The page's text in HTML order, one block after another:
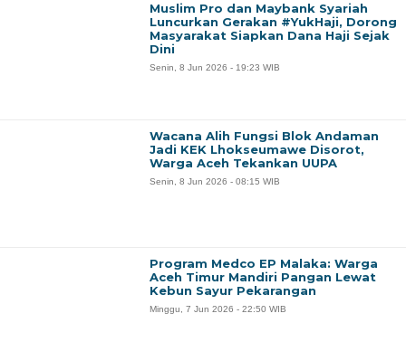
Muslim Pro dan Maybank Syariah
Luncurkan Gerakan #YukHaji, Dorong
Masyarakat Siapkan Dana Haji Sejak
Dini
Senin, 8 Jun 2026 - 19:23 WIB
Wacana Alih Fungsi Blok Andaman
Jadi KEK Lhokseumawe Disorot,
Warga Aceh Tekankan UUPA
Senin, 8 Jun 2026 - 08:15 WIB
Program Medco EP Malaka: Warga
Aceh Timur Mandiri Pangan Lewat
Kebun Sayur Pekarangan
Minggu, 7 Jun 2026 - 22:50 WIB